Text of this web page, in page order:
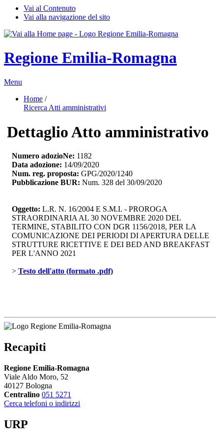
Vai al Contenuto
Vai alla navigazione del sito
Regione Emilia-Romagna
Menu
Home /
Ricerca Atti amministrativi
Dettaglio Atto amministrativo
Numero adozioNe: 1182
Data adozione: 14/09/2020
Num. reg. proposta: GPG/2020/1240
Pubblicazione BUR: Num. 328 del 30/09/2020
Oggetto: L.R. N. 16/2004 E S.M.I. - PROROGA
STRAORDINARIA AL 30 NOVEMBRE 2020 DEL
TERMINE, STABILITO CON DGR 1156/2018, PER LA
COMUNICAZIONE DEI PERIODI DI APERTURA DELLE
STRUTTURE RICETTIVE E DEI BED AND BREAKFAST
PER L'ANNO 2021
> Testo dell'atto (formato .pdf)
Recapiti
Regione Emilia-Romagna
Viale Aldo Moro, 52
40127 Bologna
Centralino 051 5271
Cerca telefoni o indirizzi
URP